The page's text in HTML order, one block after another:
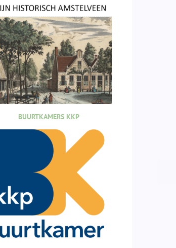
BUURTKAMERS KKP